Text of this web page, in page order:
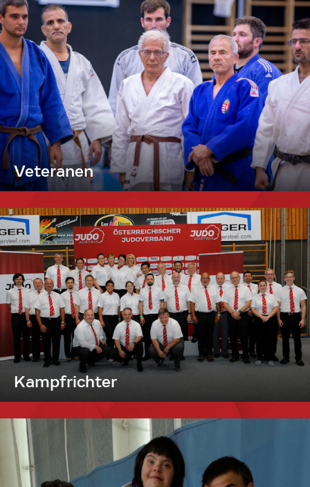
Veteranen
Kampfrichter